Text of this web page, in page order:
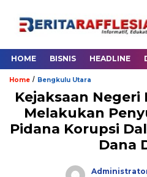
HOME BISNIS HEADLINE
Home / Bengkulu Utara
Kejaksaan
Melakukan
Pidana Korupsi
Dana